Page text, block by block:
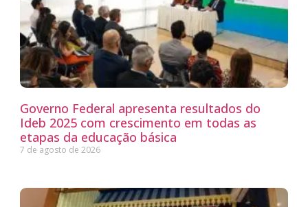
Governo Federal apresenta resultados do
Ideb 2025 com crescimento em todas as
etapas da educação básica
7 de agosto de 2026